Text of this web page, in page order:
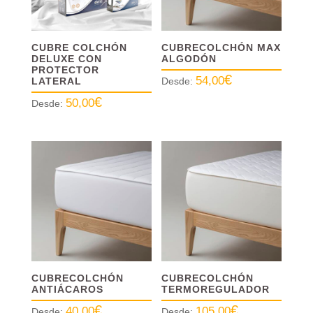
CUBRE COLCHÓN
DELUXE CON
PROTECTOR
LATERAL
Desde: 50,00€
CUBRECOLCHÓN MAX
ALGODÓN
Desde: 54,00€
CUBRECOLCHÓN
ANTIÁCAROS
CUBRECOLCHÓN
TERMOREGULADOR